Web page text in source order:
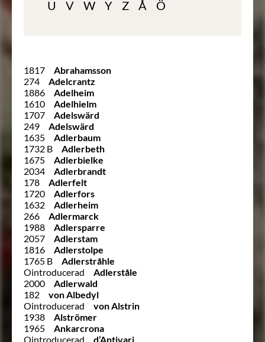
U
V W Y Z Å Ö
1817
Abrahamsson
274
Adelcrantz
1886
Adelheim
1610
Adelhielm
1707
Adelswärd
249
Adelswärd
1635
Adlerbaum
1732 B
Adlerbeth
1675
Adlerbielke
2034
Adlerbrandt
178
Adlerfelt
1720
Adlerfors
1632
Adlerheim
266
Adlermarck
1988
Adlersparre
2057
Adlerstam
1816
Adlerstolpe
1765 B
Adlerstråhle
Ointroducerad
Adlerståle
2000
Adlerwald
182
von Albedyl
Ointroducerad
von Alstrin
1938
Alströmer
1965
Ankarcrona
Ointroducerad
d’Antivari